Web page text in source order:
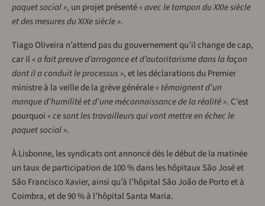
paquet social », un projet présenté« avec le tampon du XXIe siècle
et des mesures du XIXe siècle ».
Tiago Oliveira n’attend pas du gouvernement qu’il change de cap,
car il« a fait preuve d’arrogance et d’autoritarisme dans la façon
dont il a conduit le processus », et les déclarations du Premier
ministre à la veille de la grève générale« témoignent d’un
manque d’humilité et d’une méconnaissance de la réalité ». C’est
pourquoi« ce sont les travailleurs qui vont mettre en échec le
paquet social ».
À Lisbonne, les syndicats ont annoncé dès le début de la matinée
un taux de participation de 100 % dans les hôpitaux São José et
São Francisco Xavier, ainsi qu’à l’hôpital São João de Porto et à
Coimbra, et de 90 % à l’hôpital Santa Maria.